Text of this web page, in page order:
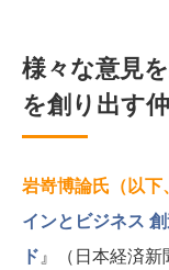
様々な意見
を創り出す
岩嵜博論氏（以下
インとビジネス
ド』（日本経済